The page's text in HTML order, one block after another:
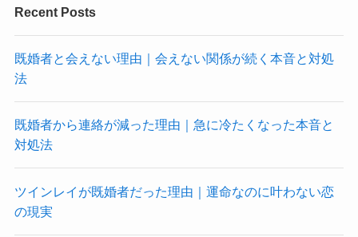
Recent Posts
既婚者と会えない理由｜会えない関係が続く本音と対処
法
既婚者から連絡が減った理由｜急に冷たくなった本音と
対処法
ツインレイが既婚者だった理由｜運命なのに叶わない恋
の現実